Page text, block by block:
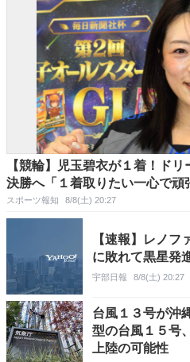
【競輪】児玉碧衣が１着！ド
決勝へ「１着取りたい一心で頑
スポーツ報知 8/8(土) 20:27
【速報】レノ
に敗れて黒星発
宇部日報 8/8(土) 20:27
台風１３号が沖
型の台風１５号
上陸の可能性